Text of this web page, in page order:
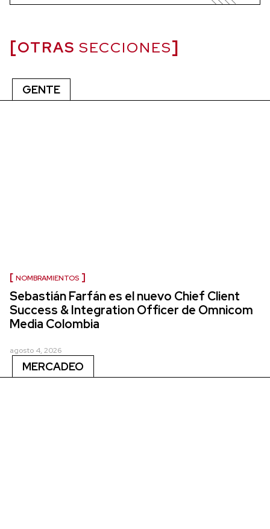
OTRAS SECCIONES
GENTE
NOMBRAMIENTOS
Sebastián Farfán es el nuevo Chief Client
Success & Integration Officer de Omnicom
Media Colombia
agosto 4, 2026
MERCADEO